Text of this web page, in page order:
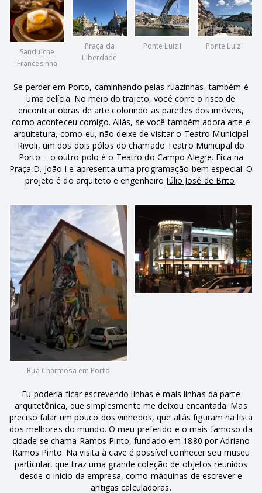
Sanduíche
Francesinha
Praça da
Liberdade
Ponte Luiz I Ponte Luiz I
Se perder em Porto, caminhando pelas ruazinhas, também é
uma delícia. No meio do trajeto, você corre o risco de
encontrar obras de arte colorindo as paredes dos imóveis,
como aconteceu comigo. Aliás, se você também adora arte e
arquitetura, como eu, não deixe de visitar o Teatro Municipal
Rivoli, um dos dois pólos do chamado Teatro Municipal do
Porto – o outro polo é o Teatro do Campo Alegre. Fica na
Praça D. João I e apresenta uma programação bem especial. O
projeto é do arquiteto e engenheiro Júlio José de Brito.
Rua Charmosa em Porto
Eu poderia ficar escrevendo linhas e mais linhas da parte
arquitetônica, que simplesmente me deixou encantada. Mas
preciso falar um pouco dos vinhedos, que aliás figuram na lista
dos melhores do mundo. O meu preferido e o mais famoso da
cidade se chama Ramos Pinto, fundado em 1880 por Adriano
Ramos Pinto. Na visita à cave é possível conhecer seu museu
particular, que traz uma grande coleção de objetos reunidos
desde o início da empresa, como máquinas de escrever e
antigas calculadoras.